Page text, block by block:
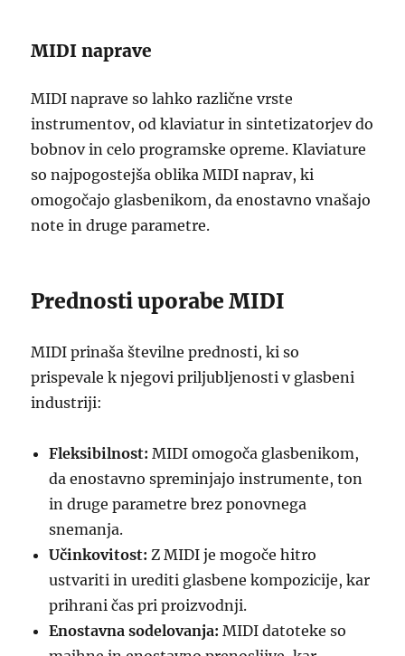
MIDI naprave
MIDI naprave so lahko različne vrste
instrumentov, od klaviatur in sintetizatorjev do
bobnov in celo programske opreme. Klaviature
so najpogostejša oblika MIDI naprav, ki
omogočajo glasbenikom, da enostavno vnašajo
note in druge parametre.
Prednosti uporabe MIDI
MIDI prinaša številne prednosti, ki so
prispevale k njegovi priljubljenosti v glasbeni
industriji:
Fleksibilnost: MIDI omogoča glasbenikom,
da enostavno spreminjajo instrumente, ton
in druge parametre brez ponovnega
snemanja.
Učinkovitost: Z MIDI je mogoče hitro
ustvariti in urediti glasbene kompozicije, kar
prihrani čas pri proizvodnji.
Enostavna sodelovanja: MIDI datoteke so